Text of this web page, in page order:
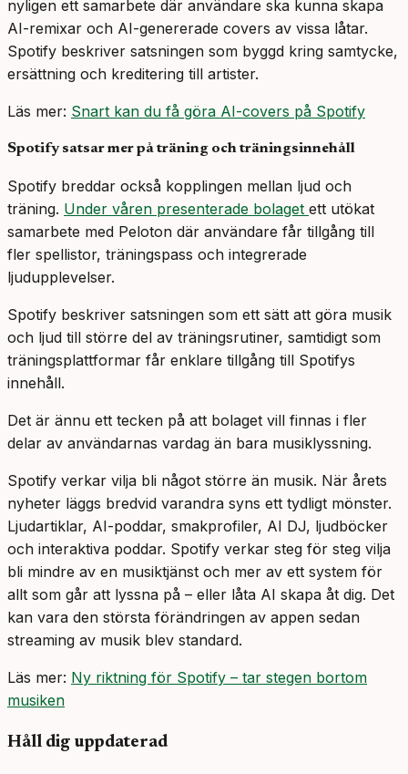
nyligen ett samarbete där användare ska kunna skapa
AI-remixar och AI-genererade covers av vissa låtar.
Spotify beskriver satsningen som byggd kring samtycke,
ersättning och kreditering till artister.
Läs mer: Snart kan du få göra AI-covers på Spotify
Spotify satsar mer på träning och träningsinnehåll
Spotify breddar också kopplingen mellan ljud och
träning. Under våren presenterade bolaget ett utökat
samarbete med Peloton där användare får tillgång till
fler spellistor, träningspass och integrerade
ljudupplevelser.
Spotify beskriver satsningen som ett sätt att göra musik
och ljud till större del av träningsrutiner, samtidigt som
träningsplattformar får enklare tillgång till Spotifys
innehåll.
Det är ännu ett tecken på att bolaget vill finnas i fler
delar av användarnas vardag än bara musiklyssning.
Spotify verkar vilja bli något större än musik. När årets
nyheter läggs bredvid varandra syns ett tydligt mönster.
Ljudartiklar, AI-poddar, smakprofiler, AI DJ, ljudböcker
och interaktiva poddar. Spotify verkar steg för steg vilja
bli mindre av en musiktjänst och mer av ett system för
allt som går att lyssna på – eller låta AI skapa åt dig. Det
kan vara den största förändringen av appen sedan
streaming av musik blev standard.
Läs mer: Ny riktning för Spotify – tar stegen bortom
musiken
Håll dig uppdaterad